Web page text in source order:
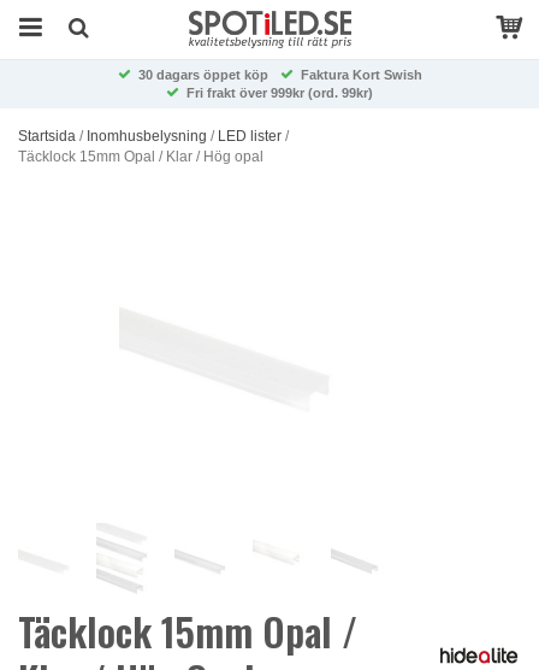
30 dagars öppet köp
Faktura Kort Swish
Fri frakt över 999kr (ord. 99kr)
Startsida / Inomhusbelysning / LED lister /
Täcklock 15mm Opal / Klar / Hög opal
Täcklock 15mm Opal /